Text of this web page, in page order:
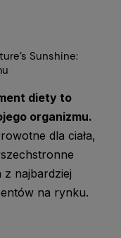
Sunshine:
diety to
organizmu.
dla ciała,
z najbardziej
na rynku.